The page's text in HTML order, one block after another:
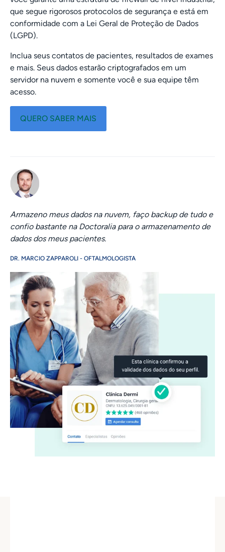
que segue rigorosos protocolos de segurança e está em
conformidade com a Lei Geral de Proteção de Dados
(LGPD).
Inclua seus contatos de pacientes, resultados de exames
e mais. Seus dados estarão criptografados em um
servidor na nuvem e somente você e sua equipe têm
acesso.
QUERO SABER MAIS
Armazeno meus dados na nuvem, faço backup de tudo e
confio bastante na Doctoralia para o armazenamento de
dados dos meus pacientes.
DR. MARCIO ZAPPAROLI - OFTALMOLOGISTA